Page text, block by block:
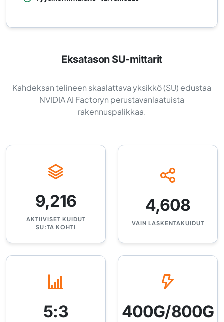
Eksatason SU-mittarit
Kahdeksan telineen skaalattava yksikkö (SU) edustaa
NVIDIA AI Factoryn perustavanlaatuista
rakennuspalikkaa.
9,216
AKTIIVISET KUIDUT
SU:TA KOHTI
4,608
VAIN LASKENTAKUIDUT
5:3 400G/800G